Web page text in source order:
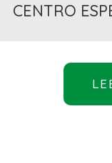
CENTRO